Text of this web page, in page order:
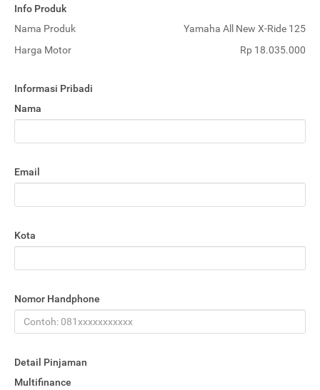
Info Produk
Nama Produk
Yamaha All New X-Ride 125
Harga Motor
Rp 18.035.000
Informasi Pribadi
Nama
Email
Kota
Nomor Handphone
Detail Pinjaman
Multifinance